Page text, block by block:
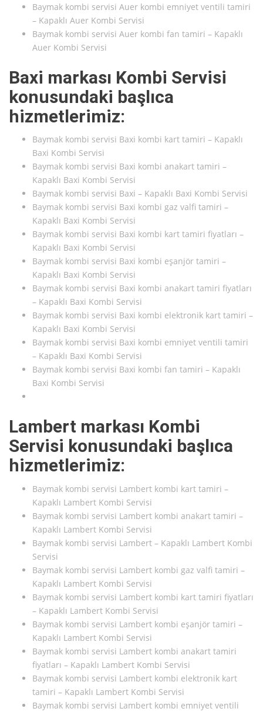
Baymak kombi servisi Auer kombi emniyet ventili tamiri
– Kapaklı Auer Kombi Servisi
Baymak kombi servisi Auer kombi fan tamiri – Kapaklı
Auer Kombi Servisi
Baxi markası Kombi Servisi
konusundaki başlıca
hizmetlerimiz:
Baymak kombi servisi Baxi kombi kart tamiri – Kapaklı
Baxi Kombi Servisi
Baymak kombi servisi Baxi kombi anakart tamiri –
Kapaklı Baxi Kombi Servisi
Baymak kombi servisi Baxi – Kapaklı Baxi Kombi Servisi
Baymak kombi servisi Baxi kombi gaz valfi tamiri –
Kapaklı Baxi Kombi Servisi
Baymak kombi servisi Baxi kombi kart tamiri fiyatları –
Kapaklı Baxi Kombi Servisi
Baymak kombi servisi Baxi kombi eşanjör tamiri –
Kapaklı Baxi Kombi Servisi
Baymak kombi servisi Baxi kombi anakart tamiri fiyatları
– Kapaklı Baxi Kombi Servisi
Baymak kombi servisi Baxi kombi elektronik kart tamiri –
Kapaklı Baxi Kombi Servisi
Baymak kombi servisi Baxi kombi emniyet ventili tamiri
– Kapaklı Baxi Kombi Servisi
Baymak kombi servisi Baxi kombi fan tamiri – Kapaklı
Baxi Kombi Servisi
Lambert markası Kombi
Servisi konusundaki başlıca
hizmetlerimiz:
Baymak kombi servisi Lambert kombi kart tamiri –
Kapaklı Lambert Kombi Servisi
Baymak kombi servisi Lambert kombi anakart tamiri –
Kapaklı Lambert Kombi Servisi
Baymak kombi servisi Lambert – Kapaklı Lambert Kombi
Servisi
Baymak kombi servisi Lambert kombi gaz valfi tamiri –
Kapaklı Lambert Kombi Servisi
Baymak kombi servisi Lambert kombi kart tamiri fiyatları
– Kapaklı Lambert Kombi Servisi
Baymak kombi servisi Lambert kombi eşanjör tamiri –
Kapaklı Lambert Kombi Servisi
Baymak kombi servisi Lambert kombi anakart tamiri
fiyatları – Kapaklı Lambert Kombi Servisi
Baymak kombi servisi Lambert kombi elektronik kart
tamiri – Kapaklı Lambert Kombi Servisi
Baymak kombi servisi Lambert kombi emniyet ventili